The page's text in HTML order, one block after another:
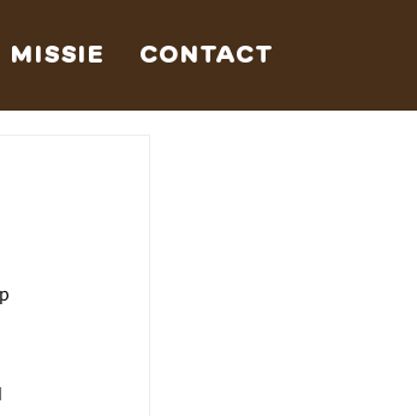
MISSIE CONTACT